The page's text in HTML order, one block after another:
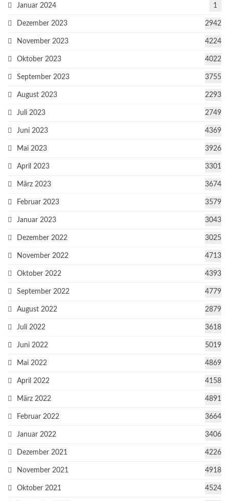
Januar 2024 1
Dezember 2023 2942
November 2023 4224
Oktober 2023 4022
September 2023 3755
August 2023 2293
Juli 2023 2749
Juni 2023 4369
Mai 2023 3926
April 2023 3301
März 2023 3674
Februar 2023 3579
Januar 2023 3043
Dezember 2022 3025
November 2022 4713
Oktober 2022 4393
September 2022 4779
August 2022 2879
Juli 2022 3618
Juni 2022 5019
Mai 2022 4869
April 2022 4158
März 2022 4891
Februar 2022 3664
Januar 2022 3406
Dezember 2021 4226
November 2021 4918
Oktober 2021 4524